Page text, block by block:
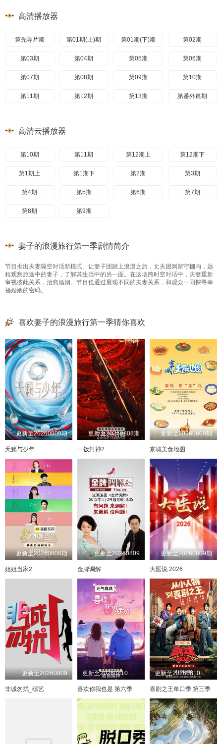
高清播放器
第先导片期 第01期(上)期 第01期(下)期 第02期
第03期 第04期 第05期 第06期
第07期 第08期 第09期 第10期
第11期 第12期 第13期 第番外篇期
高清云播放器
第10期 第11期 第12期上 第12期下
第1期上 第1期下 第2期 第3期
第4期 第5期 第6期 第7期
第8期 第9期
妻子的浪漫旅行第一季剧情简介
节目推出夫妻隔空对话新模式。让妻子团踏上浪漫之旅，丈夫团则留守棚内，远
程观察旅途中的妻子，了解其生活中的另一面。在这场跨时空对话中，夫妻重新
审视彼此关系，治愈婚姻。节目也通过展现不同的夫妻关系，和观众一同探寻幸
福婚姻的密码。
喜欢妻子的浪漫旅行第一季猜你喜欢
更新至20260809期
天籁与少年
更新至20260808期
一饭封神2
更新至20260809期
京城美食地图
更新至20260808期
姐姐当家2
更新至20260809
金牌调解
更新至20260809期
大医说 2026
更新至20260809
非诚勿扰_综艺
更新至20260810喜欢你日记第10期上
喜欢你我也是 第六季
更新至20260810收工了！
喜剧之王单口季 第三季